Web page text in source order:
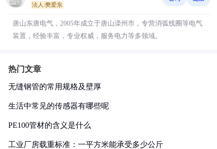
法人:樊爱东
唐山东唐电气，2005年成立于唐山滦州市，专营消弧线圈等电气
装置，经验丰富，专业权威，服务电力等多领域。
热门文章
无缝钢管的常用规格及壁厚
生活中常见的传感器有哪些呢
PE100管材的含义是什么
工业厂房载重标准：一平方米能承受多少公斤